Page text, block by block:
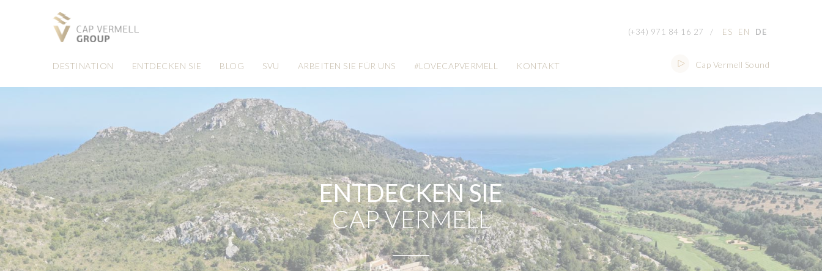
ES EN DE
/
(+34) 971 84 16 27
DESTINATION ENTDECKEN SIE BLOG SVU ARBEITEN SIE FÜR UNS #LOVECAPVERMELL KONTAKT Cap Vermell Sound
ENTDECKEN SIE
CAP VERMELL